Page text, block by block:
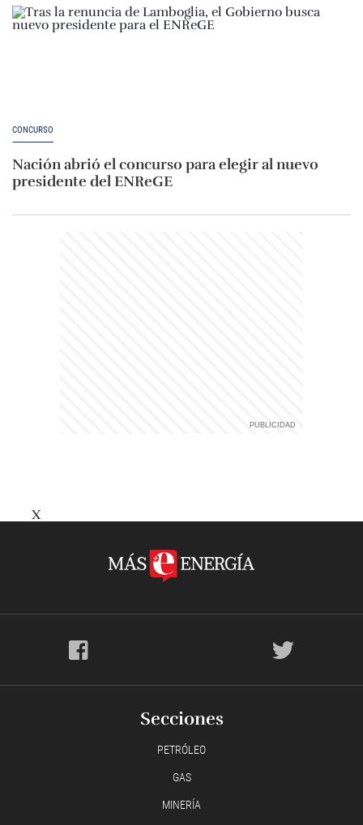
CONCURSO
Nación abrió el concurso para elegir al nuevo
presidente del ENReGE
X
Secciones
PETRÓLEO
GAS
MINERÍA